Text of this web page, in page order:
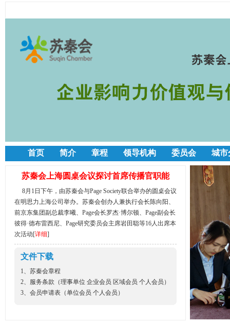
首页 简介 章程 领导机构 委员会 城市
苏秦会上海圆桌会议探讨首席传播官职能
8月1日下午，由苏秦会与Page Society联合举办的圆桌会议
在明思力上海公司举办。苏秦会创办人兼执行会长陈向阳、
前京东集团副总裁李曦、Page会长罗杰·博尔顿、Page副会长
彼得·德布雷西尼、Page研究委员会主席岩田聪等16人出席本
次活动[详细]
文件下载
1、 苏秦会章程
2、服务条款（理事单位 企业会员 区域会员 个人会员 ）
3、会员申请表（单位会员 个人会员 ）